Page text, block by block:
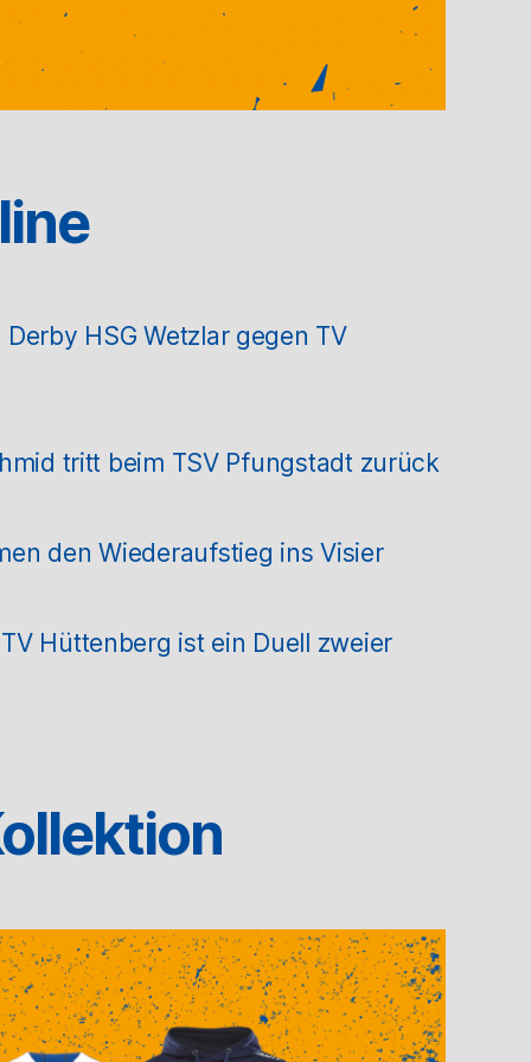
HSG Wetzlar gegen TV
tritt beim TSV Pfungstadt zurück
den Wiederaufstieg ins Visier
Hüttenberg ist ein Duell zweier